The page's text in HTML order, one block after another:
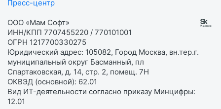
Пресс-центр
ООО «Мам Софт»
ИНН/КПП 7707455220 / 770101001
ОГРН 1217700330275
Юридический адрес: 105082, Город Москва, вн.тер.г.
муниципальный округ Басманный, пл
Спартаковская, д. 14, стр. 2, помещ. 7Н
ОКВЭД (основной): 62.01
Вид ИТ-деятельности согласно приказу Минцифры:
12.01